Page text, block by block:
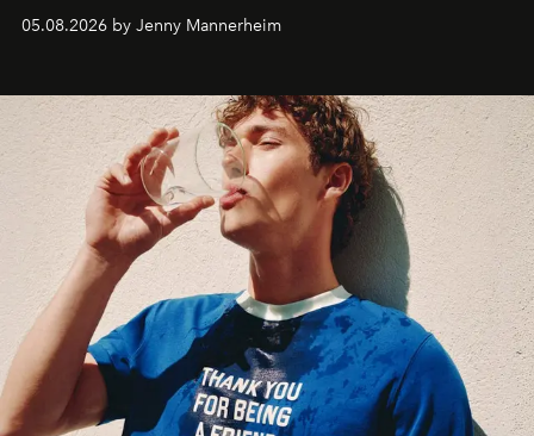
codes de la parfumerie contemporaine en proposant
une approche aussi intuitive que personnelle :
05.08.2026 by Jenny Mannerheim